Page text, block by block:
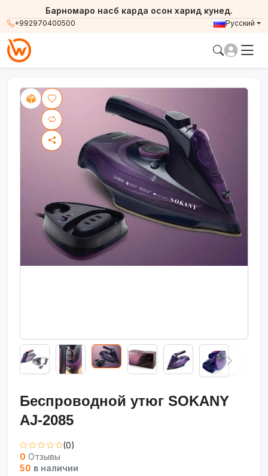
+992970400500
Барномаро насб карда осон харид кунед.
Русский
Беспроводной утюг SOKANY
AJ-2085
(0)
0 Отзывы
50 в наличии